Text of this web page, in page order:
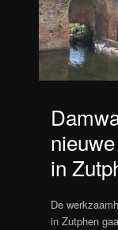
in
De
in Zutphen